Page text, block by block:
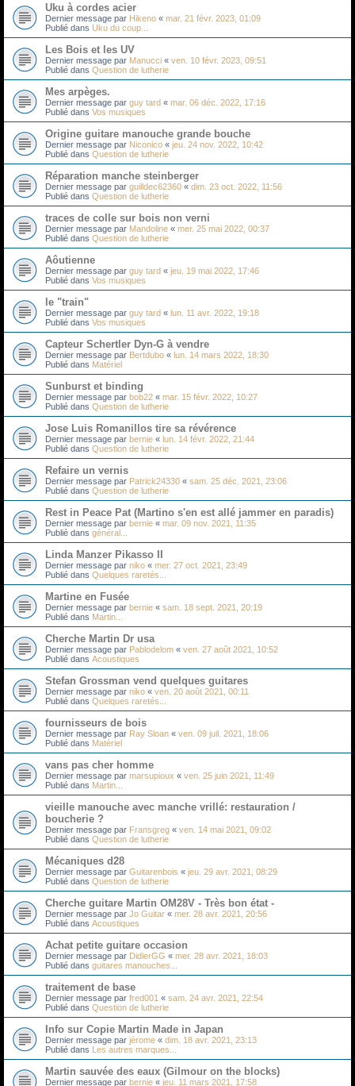
Uku à cordes acier
Dernier message par Hikeno « mar. 21 févr. 2023, 01:09
Publié dans Uku du coup...
Les Bois et les UV
Dernier message par Manucci « ven. 10 févr. 2023, 09:51
Publié dans Question de lutherie
Mes arpèges.
Dernier message par guy tard « mar. 06 déc. 2022, 17:16
Publié dans Vos musiques
Origine guitare manouche grande bouche
Dernier message par Niconico « jeu. 24 nov. 2022, 10:42
Publié dans Question de lutherie
Réparation manche steinberger
Dernier message par guilldec62360 « dim. 23 oct. 2022, 11:56
Publié dans Question de lutherie
traces de colle sur bois non verni
Dernier message par Mandoline « mer. 25 mai 2022, 00:37
Publié dans Question de lutherie
Aôutienne
Dernier message par guy tard « jeu. 19 mai 2022, 17:46
Publié dans Vos musiques
le "train"
Dernier message par guy tard « lun. 11 avr. 2022, 19:18
Publié dans Vos musiques
Capteur Schertler Dyn-G à vendre
Dernier message par Bertdubo « lun. 14 mars 2022, 18:30
Publié dans Matériel
Sunburst et binding
Dernier message par bob22 « mar. 15 févr. 2022, 10:27
Publié dans Question de lutherie
Jose Luis Romanillos tire sa révérence
Dernier message par bernie « lun. 14 févr. 2022, 21:44
Publié dans Question de lutherie
Refaire un vernis
Dernier message par Patrick24330 « sam. 25 déc. 2021, 23:06
Publié dans Question de lutherie
Rest in Peace Pat (Martino s'en est allé jammer en paradis)
Dernier message par bernie « mar. 09 nov. 2021, 11:35
Publié dans général...
Linda Manzer Pikasso II
Dernier message par niko « mer. 27 oct. 2021, 23:49
Publié dans Quelques raretés...
Martine en Fusée
Dernier message par bernie « sam. 18 sept. 2021, 20:19
Publié dans Martin...
Cherche Martin Dr usa
Dernier message par Pablodelom « ven. 27 août 2021, 10:52
Publié dans Acoustiques
Stefan Grossman vend quelques guitares
Dernier message par niko « ven. 20 août 2021, 00:11
Publié dans Quelques raretés...
fournisseurs de bois
Dernier message par Ray Sloan « ven. 09 juil. 2021, 18:06
Publié dans Matériel
vans pas cher homme
Dernier message par marsupioux « ven. 25 juin 2021, 11:49
Publié dans Martin...
vieille manouche avec manche vrillé: restauration /
boucherie ?
Dernier message par Fransgreg « ven. 14 mai 2021, 09:02
Publié dans Question de lutherie
Mécaniques d28
Dernier message par Guitarenbois « jeu. 29 avr. 2021, 08:29
Publié dans Question de lutherie
Cherche guitare Martin OM28V - Très bon état -
Dernier message par Jo Guitar « mer. 28 avr. 2021, 20:56
Publié dans Acoustiques
Achat petite guitare occasion
Dernier message par DidierGG « mer. 28 avr. 2021, 18:03
Publié dans guitares manouches...
traitement de base
Dernier message par fred001 « sam. 24 avr. 2021, 22:54
Publié dans Question de lutherie
Info sur Copie Martin Made in Japan
Dernier message par jérome « dim. 18 avr. 2021, 23:13
Publié dans Les autres marques...
Martin sauvée des eaux (Gilmour on the blocks)
Dernier message par bernie « jeu. 11 mars 2021, 17:58